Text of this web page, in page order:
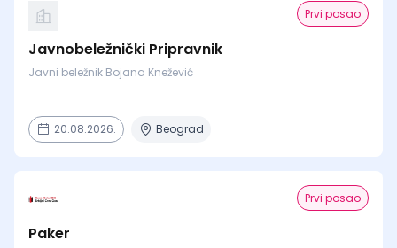
Prvi posao
Javnobeležnički Pripravnik
Javni beležnik Bojana Knežević
20.08.2026. Beograd
Prvi posao
Paker